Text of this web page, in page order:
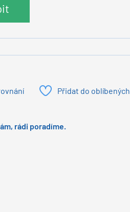
Přidat do oblíbených
rádi poradíme.